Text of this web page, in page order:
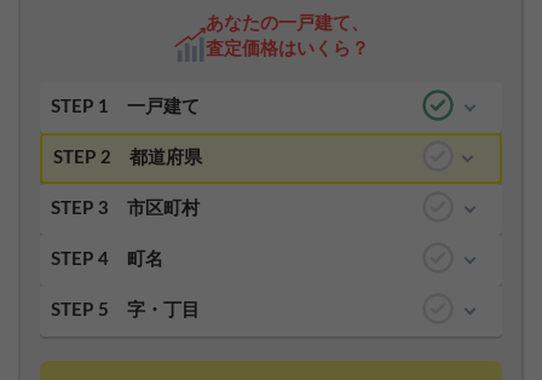
あなたの一戸建て、
査定価格はいくら？
STEP 1 一戸建て
STEP 2 都道府県
STEP 3 市区町村
STEP 4 町名
STEP 5 字・丁目